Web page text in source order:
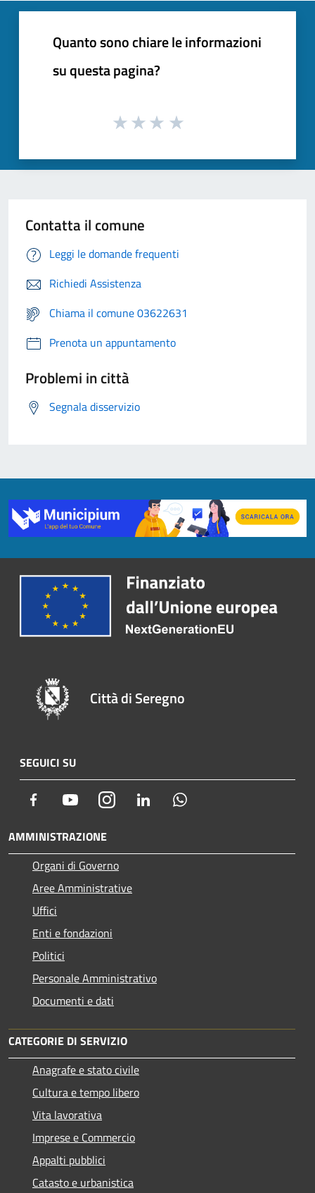
Quanto sono chiare le informazioni
su questa pagina?
Contatta il comune
Leggi le domande frequenti
Richiedi Assistenza
Chiama il comune 03622631
Prenota un appuntamento
Problemi in città
Segnala disservizio
Città di Seregno
SEGUICI SU
Facebook YoutubeInstagram LinkedIn
AMMINISTRAZIONE
Organi di Governo
Aree Amministrative
Uffici
Enti e fondazioni
Politici
Personale Amministrativo
Documenti e dati
CATEGORIE DI SERVIZIO
Anagrafe e stato civile
Cultura e tempo libero
Vita lavorativa
Imprese e Commercio
Appalti pubblici
Catasto e urbanistica